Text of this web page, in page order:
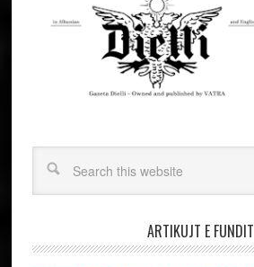
ARTIKUJT E FUNDIT